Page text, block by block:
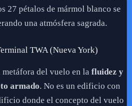
27 pétalos de mármol blanco se
una atmósfera sagrada.
TWA (Nueva York)
del vuelo en la fluidez y
armado. No es un edificio con
donde el concepto del vuelo